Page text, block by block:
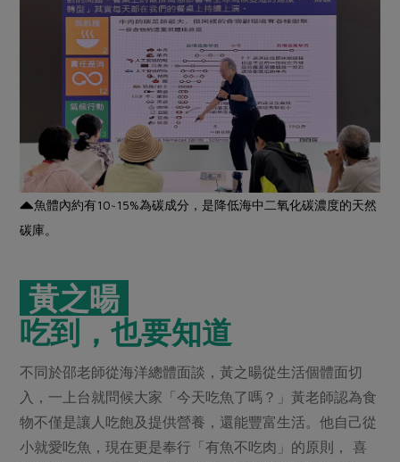
魚體內約有10~15%為碳成分，是降低海中二氧化碳濃度的天然
碳庫。
黃之暘
吃到，也要知道
不同於邵老師從海洋總體面談，黃之暘從生活個體面切
入，一上台就問候大家「今天吃魚了嗎？」黃老師認為食
物不僅是讓人吃飽及提供營養，還能豐富生活。他自己從
小就愛吃魚，現在更是奉行「有魚不吃肉」的原則， 喜